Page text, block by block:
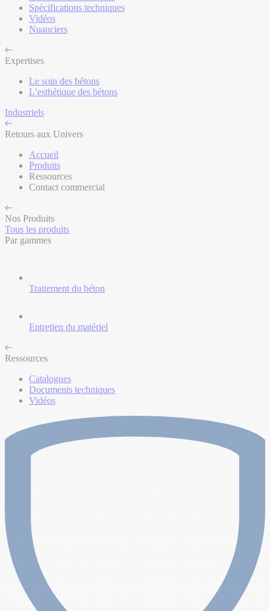
Spécifications techniques
Vidéos
Nuanciers
Expertises
Le soin des bétons
L’esthétique des bétons
Industriels
Retours aux Univers
Accueil
Produits
Ressources
Contact commercial
Nos Produits
Tous les produits
Par gammes
Traitement du béton
Entretien du matériel
Ressources
Catalogues
Documents techniques
Vidéos